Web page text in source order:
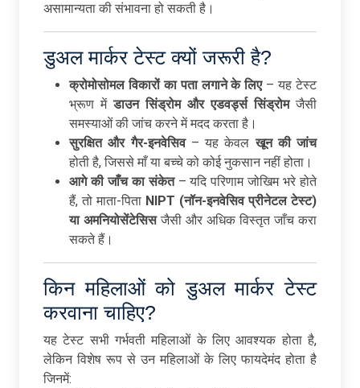
असामान्यता की संभावना हो सकती है।
डुअल मार्कर टेस्ट क्यों जरूरी है?
क्रोमोसोमलविकारोंकापतालगानेकेलिए– यह टेस्ट
भ्रूण मेंडाउनसिंड्रोम औरएडवर्ड्ससिंड्रोमजैसी
समस्याओं की जांच करने में मदद करता है।
सुरक्षितऔरगैर-इनवेसिव– यह केवलखूनकीजांच
होती है, जिससे माँ या बच्चे को कोई नुकसान नहीं होता।
आगेकीजाँचकासंकेत– यदि परिणाम जोखिम भरे होते
हैं, तो माता-पिता NIPT (नॉन-इनवेसिवप्रीनेटलटेस्ट)
या अमनियोसेंटेसिसजैसी और अधिक विस्तृत जाँच करा
सकते हैं।
किन महिलाओं को डुअल मार्कर टेस्ट
करवाना चाहिए?
यह टेस्ट सभी गर्भवती महिलाओं के लिए आवश्यक होता है,
लेकिन विशेष रूप से उन महिलाओं के लिए फायदेमंद होता है
जिनमें: